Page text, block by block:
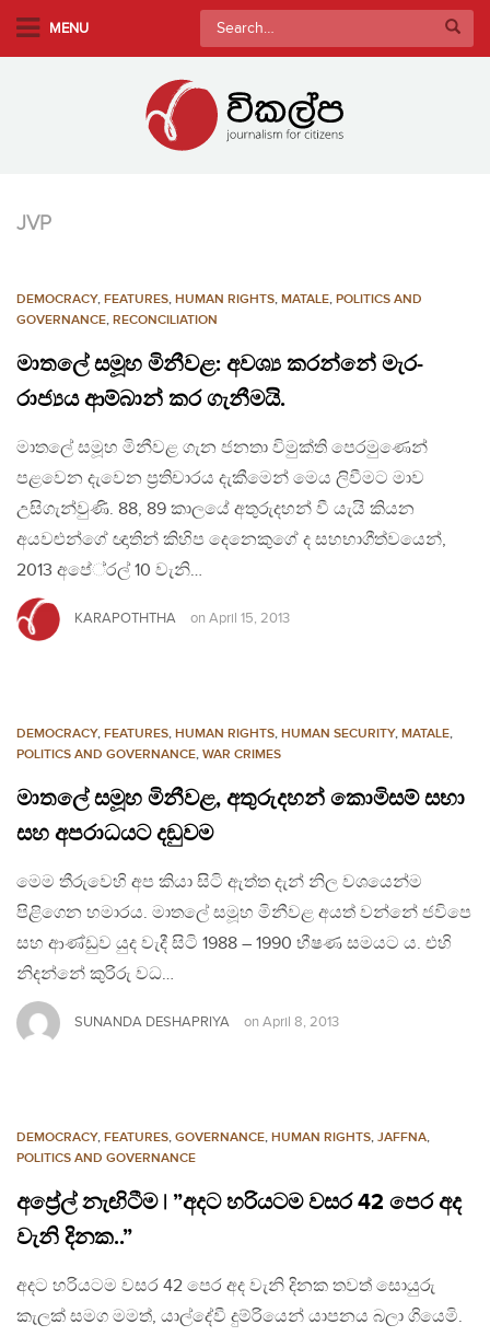
MENU
Search
for:
JVP
DEMOCRACY, FEATURES, HUMAN RIGHTS, MATALE, POLITICS AND
GOVERNANCE, RECONCILIATION
මාතලේ සමූහ මිනීවළ: අවශ්‍ය කරන්නේ මැර-
රාජ්‍යය ආම්බාන් කර ගැනීමයි.
මාතලේ සමූහ මිනීවළ ගැන ජනතා විමුක්ති පෙරමුණෙන්
පළවෙන දැවෙන ප‍්‍රතිචාරය දැකීමෙන් මෙය ලිවීමට මාව
උසිගැන්වුණි. 88, 89 කාලයේ අතුරුදහන් වී යැයි කියන
අයවළුන්ගේ ඥාතින් කිහිප දෙනෙකුගේ ද සහභාගීත්වයෙන්,
2013 අපේ‍්‍රල් 10 වැනි…
KARAPOTHTHA on April 15, 2013
DEMOCRACY, FEATURES, HUMAN RIGHTS, HUMAN SECURITY, MATALE,
POLITICS AND GOVERNANCE, WAR CRIMES
මාතලේ සමූහ මිනීවළ, අතුරුදහන් කොමිසම් සභා
සහ අපරාධයට දඞුවම
මෙම තීරුවෙහි අප කියා සිටි ඇත්ත දැන් නිල වශයෙන්ම
පිළිගෙන හමාරය. මාතලේ සමූහ මිනීවළ අයත් වන්නේ ජවිපෙ
සහ ආණ්ඩුව යුද වැදී සිටි 1988 – 1990 භීෂණ සමයට ය. එහි
නිදන්නේ කුරිරු වධ…
SUNANDA DESHAPRIYA on April 8, 2013
DEMOCRACY, FEATURES, GOVERNANCE, HUMAN RIGHTS, JAFFNA,
POLITICS AND GOVERNANCE
අප්‍රේල් නැඟිටීම | ”අදට හරියටම වසර 42 පෙර අද
වැනි දිනක..”
අදට හරියටම වසර 42 පෙර අද වැනි දිනක තවත් සොයුරු
කැලක් සමග මමත්, යාල්දේවී දුම්රියෙන් යාපනය බලා ගියෙමි.